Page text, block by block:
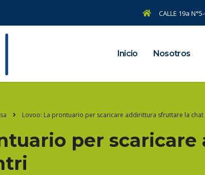
CALLE 19a
Inicio Nosotros
Lovoo: La prontuario per scaricare addirittura sfruttare la
per